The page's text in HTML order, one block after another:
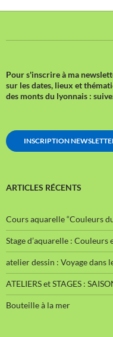
Pour s'inscrire à ma
sur les dates, lieux et
des monts du lyonnais :
INSCRIPTION
ARTICLES RÉCENTS
Cours aquarelle “Couleurs
Stage d’aquarelle :
atelier dessin : Voyage dans
ATELIERS et STAGES :
Bouteille à la mer